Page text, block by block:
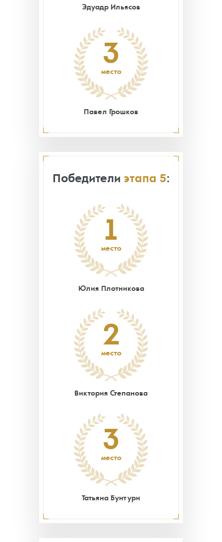
Эдуадр Ильясов
3
место
Павел Грошков
Победители этапа 5:
1
место
Юлия Плотникова
2
место
Виктория Степанова
3
место
Татьяна Бунтури